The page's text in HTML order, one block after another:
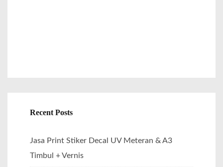
Recent Posts
Jasa Print Stiker Decal UV Meteran & A3
Timbul + Vernis